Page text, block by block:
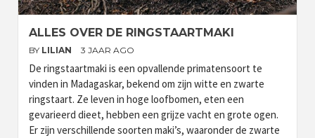
ALLES OVER DE RINGSTAARTMAKI
BY LILIAN 3 JAAR AGO
De ringstaartmaki is een opvallende primatensoort te
vinden in Madagaskar, bekend om zijn witte en zwarte
ringstaart. Ze leven in hoge loofbomen, eten een
gevarieerd dieet, hebben een grijze vacht en grote ogen.
Er zijn verschillende soorten maki’s, waaronder de zwarte